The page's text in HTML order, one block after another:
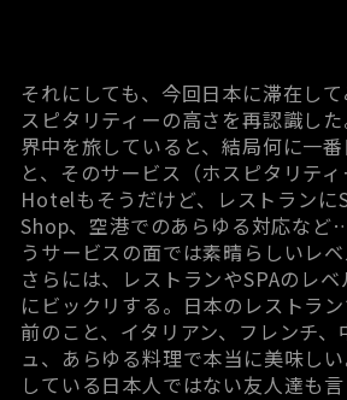
それにしても、今回日本に滞在し
スピタリティーの高さを再認識し
界中を旅していると、結局何に一
と、そのサービス（ホスピタリテ
Hotelもそうだけど、レストランに
Shop、空港でのあらゆる対応など
うサービスの面では素晴らしいレベ
さらには、レストランやSPAのレ
にビックリする。日本のレストラ
前のこと、イタリアン、フレンチ
ュ、あらゆる料理で本当に美味し
している日本人ではない友人達も言